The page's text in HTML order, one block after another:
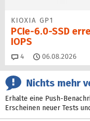
KIOXIA GP1
PCIe-6.0-SSD
IOPS
4 Kommentare
06.08.2026
Nichts mehr
Erhalte eine Push-
Erscheinen neuer Tests